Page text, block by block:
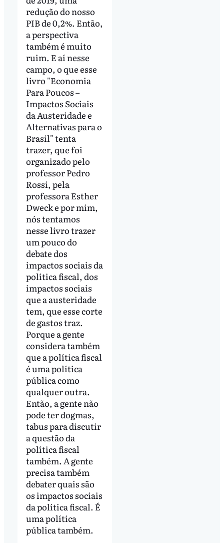
redução do nosso
PIB de 0,2%. Então,
a perspectiva
também é muito
ruim. E aí nesse
campo, o que esse
livro "Economia
Para Poucos –
Impactos Sociais
da Austeridade e
Alternativas para o
Brasil" tenta
trazer, que foi
organizado pelo
professor Pedro
Rossi, pela
professora Esther
Dweck e por mim,
nós tentamos
nesse livro trazer
um pouco do
debate dos
impactos sociais da
política fiscal, dos
impactos sociais
que a austeridade
tem, que esse corte
de gastos traz.
Porque a gente
considera também
que a política fiscal
é uma política
pública como
qualquer outra.
Então, a gente não
pode ter dogmas,
tabus para discutir
a questão da
política fiscal
também. A gente
precisa também
debater quais são
os impactos sociais
da política fiscal. É
uma política
pública também.